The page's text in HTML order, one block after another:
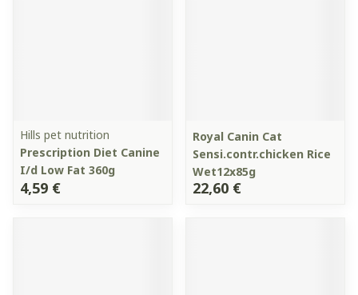
Hills pet nutrition
Prescription Diet Canine
I/d Low Fat 360g
4,59 €
Royal Canin Cat
Sensi.contr.chicken Rice
Wet12x85g
22,60 €